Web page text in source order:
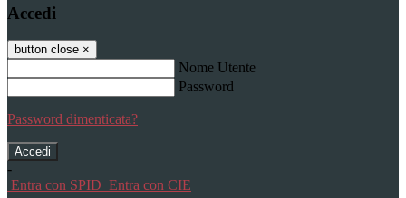
Accedi
button close ×
Nome Utente
Password
Password dimenticata?
-
Entra con SPID Entra con CIE